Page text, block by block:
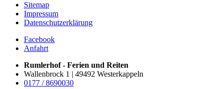
Sitemap
Impressum
Datenschutzerklärung
Facebook
Anfahrt
Rumlerhof - Ferien und Reiten
Wallenbrock 1 | 49492 Westerkappeln
0177 / 8690030